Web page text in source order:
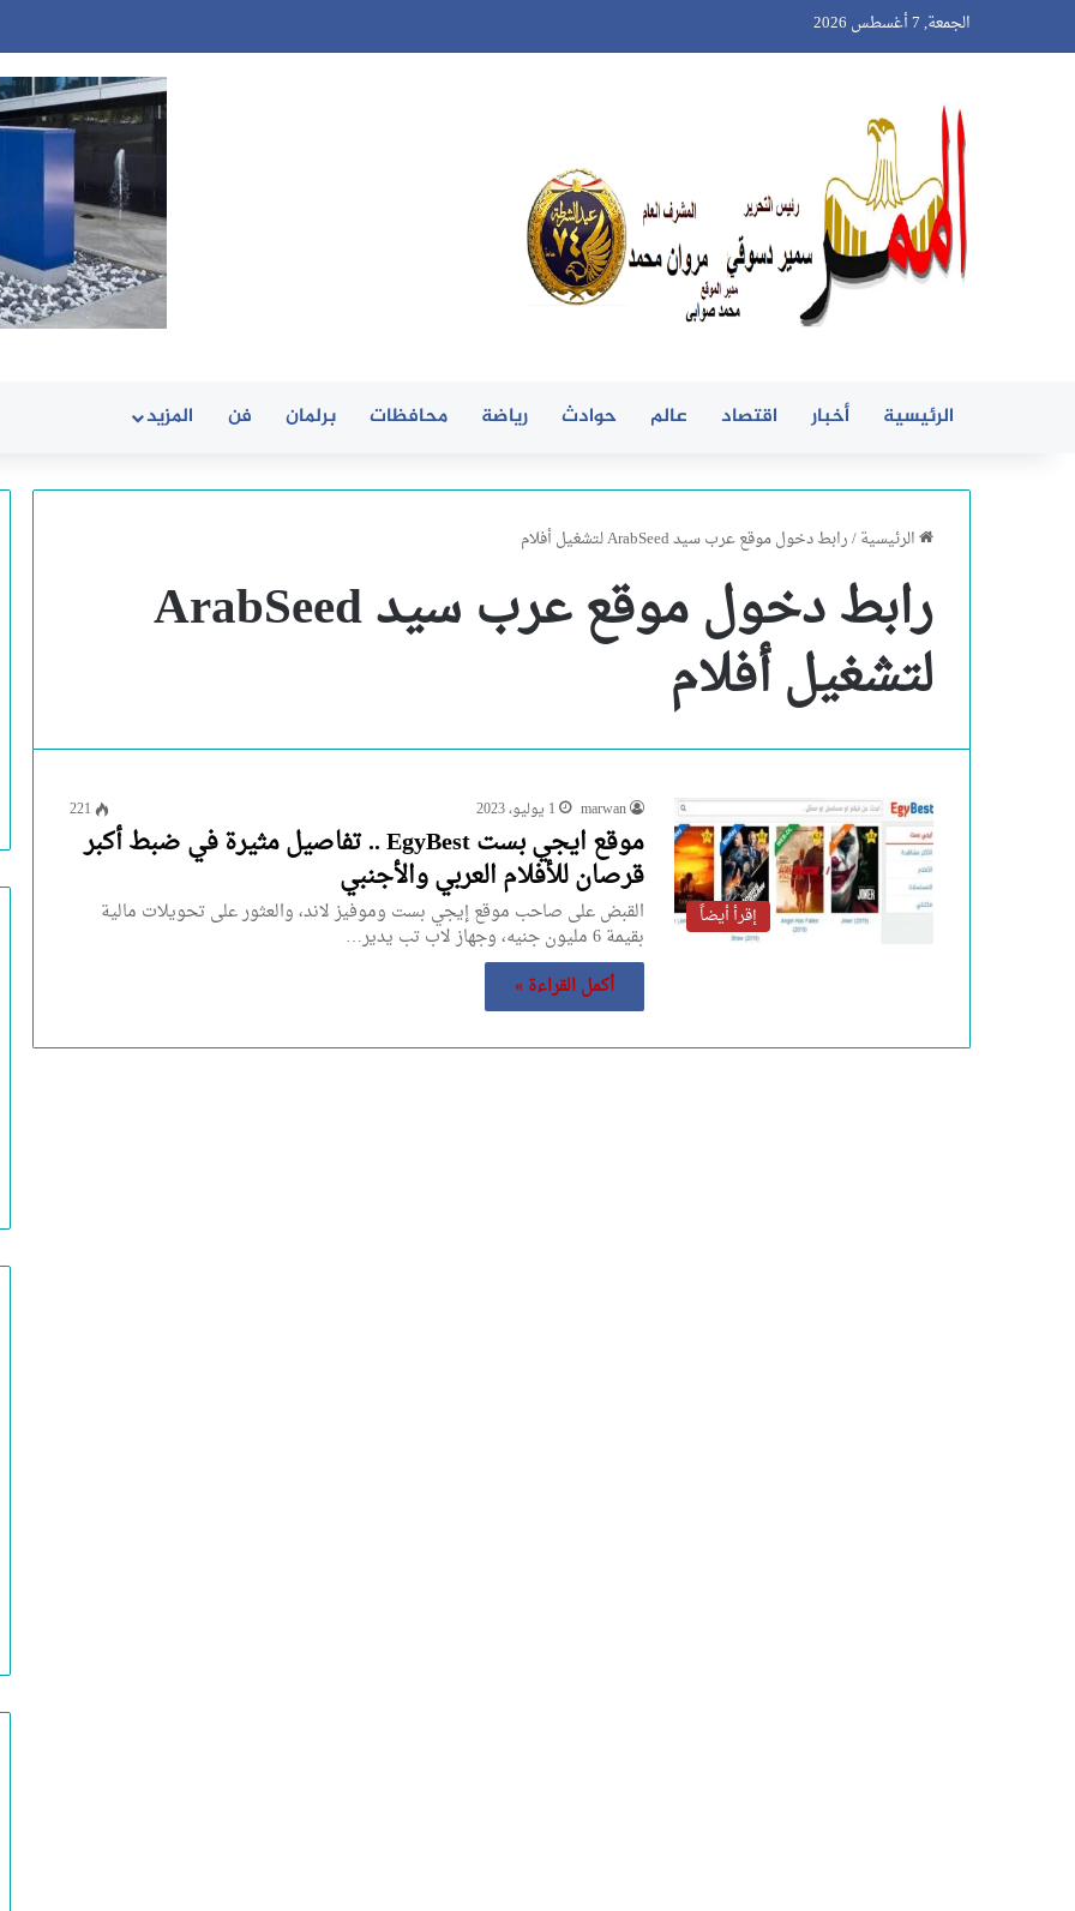
الجمعة, 7 أغسطس 2026
الرئيسية أخبار اقتصاد عالم حوادث رياضة محافظات برلمان فن المزيد
الرئيسية/رابط دخول موقع عرب سيد ArabSeed لتشغيل أفلام
رابط دخول موقع عرب سيد ArabSeed
لتشغيل أفلام
إقرأ أيضاً
marwan 1 يوليو، 2023 221
موقع ايجي بست EgyBest .. تفاصيل مثيرة في ضبط أكبر
قرصان للأفلام العربي والأجنبي
القبض على صاحب موقع إيجي بست وموفيز لاند، والعثور على تحويلات مالية
بقيمة 6 مليون جنيه، وجهاز لاب تب يدير…
أكمل القراءة »